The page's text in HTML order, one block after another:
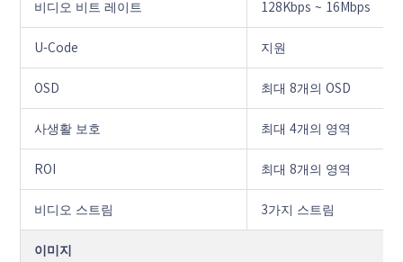
비디오 비트 레이트 128Kbps ~ 16Mbps
U-Code 지원
OSD 최대 8개의 OSD
사생활 보호 최대 4개의 영역
ROI 최대 8개의 영역
비디오 스트림 3가지 스트림
이미지